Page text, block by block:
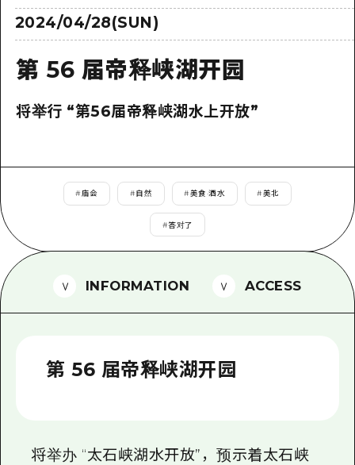
夜晚生活
世界遗产
学习·体验
标准
治愈
自然
艺北
宫岛周边
东山口
短途旅行
一日游
宫岛周边
东山口
访问访问
次要流量摘要
设施拥堵
超值的游览门票
广岛免费无线上网
面向外国游客的街角旅游信息中心
照片下载
2024/04/28(SUN)
第 56 届帝释峡湖开园
将举行 “第56届帝释峡湖水上开放”
#庙会 #自然 #美食·酒水 #美北
#答对了
INFORMATION ACCESS
第 56 届帝释峡湖开园
将举办 “太石峡湖水开放”，预示着太石峡